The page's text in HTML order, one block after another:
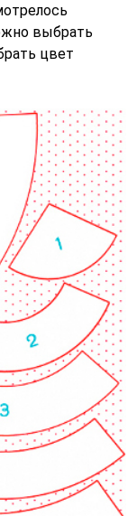
выбрать
цвет